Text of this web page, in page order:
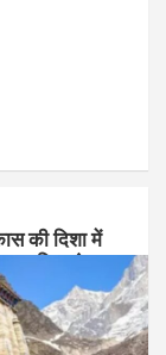
की दिशा में
किए मंजूर
Team